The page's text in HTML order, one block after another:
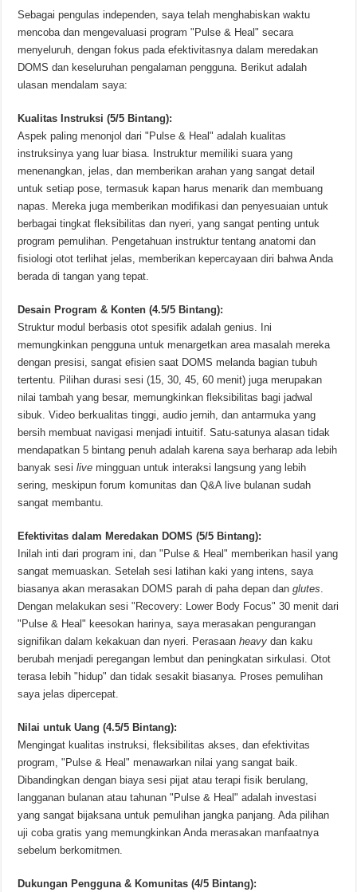
Sebagai pengulas independen, saya telah menghabiskan waktu
mencoba dan mengevaluasi program "Pulse & Heal" secara
menyeluruh, dengan fokus pada efektivitasnya dalam meredakan
DOMS dan keseluruhan pengalaman pengguna. Berikut adalah
ulasan mendalam saya:
Kualitas Instruksi (5/5 Bintang):
Aspek paling menonjol dari "Pulse & Heal" adalah kualitas
instruksinya yang luar biasa. Instruktur memiliki suara yang
menenangkan, jelas, dan memberikan arahan yang sangat detail
untuk setiap pose, termasuk kapan harus menarik dan membuang
napas. Mereka juga memberikan modifikasi dan penyesuaian untuk
berbagai tingkat fleksibilitas dan nyeri, yang sangat penting untuk
program pemulihan. Pengetahuan instruktur tentang anatomi dan
fisiologi otot terlihat jelas, memberikan kepercayaan diri bahwa Anda
berada di tangan yang tepat.
Desain Program & Konten (4.5/5 Bintang):
Struktur modul berbasis otot spesifik adalah genius. Ini
memungkinkan pengguna untuk menargetkan area masalah mereka
dengan presisi, sangat efisien saat DOMS melanda bagian tubuh
tertentu. Pilihan durasi sesi (15, 30, 45, 60 menit) juga merupakan
nilai tambah yang besar, memungkinkan fleksibilitas bagi jadwal
sibuk. Video berkualitas tinggi, audio jernih, dan antarmuka yang
bersih membuat navigasi menjadi intuitif. Satu-satunya alasan tidak
mendapatkan 5 bintang penuh adalah karena saya berharap ada lebih
banyak sesilive mingguan untuk interaksi langsung yang lebih
sering, meskipun forum komunitas dan Q&A live bulanan sudah
sangat membantu.
Efektivitas dalam Meredakan DOMS (5/5 Bintang):
Inilah inti dari program ini, dan "Pulse & Heal" memberikan hasil yang
sangat memuaskan. Setelah sesi latihan kaki yang intens, saya
biasanya akan merasakan DOMS parah di paha depan danglutes
Dengan melakukan sesi "Recovery: Lower Body Focus" 30 menit dari
"Pulse & Heal" keesokan harinya, saya merasakan pengurangan
signifikan dalam kekakuan dan nyeri. Perasaanheavy dan kaku
berubah menjadi peregangan lembut dan peningkatan sirkulasi. Otot
terasa lebih "hidup" dan tidak sesakit biasanya. Proses pemulihan
saya jelas dipercepat.
Nilai untuk Uang (4.5/5 Bintang):
Mengingat kualitas instruksi, fleksibilitas akses, dan efektivitas
program, "Pulse & Heal" menawarkan nilai yang sangat baik.
Dibandingkan dengan biaya sesi pijat atau terapi fisik berulang,
langganan bulanan atau tahunan "Pulse & Heal" adalah investasi
yang sangat bijaksana untuk pemulihan jangka panjang. Ada pilihan
uji coba gratis yang memungkinkan Anda merasakan manfaatnya
sebelum berkomitmen.
Dukungan Pengguna & Komunitas (4/5 Bintang):